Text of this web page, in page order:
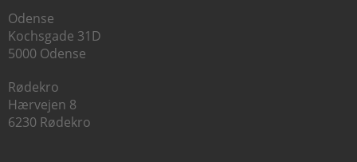
Odense
Kochsgade 31D
5000 Odense
Rødekro
Hærvejen 8
6230 Rødekro